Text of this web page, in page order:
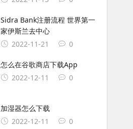
Sidra Bank注册流程 世界第一
家伊斯兰去中心
2022-11-21
0
怎么在谷歌商店下载App
2022-12-11
0
加湿器怎么下载
2022-12-11
0